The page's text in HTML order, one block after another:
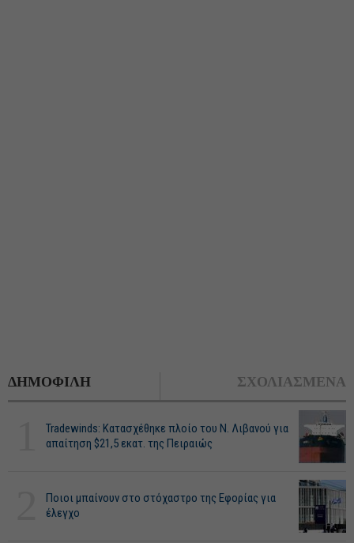
ΔΗΜΟΦΙΛΗ ΣΧΟΛΙΑΣΜΕΝΑ
Tradewinds: Κατασχέθηκε πλοίο του Ν. Λιβανού για
απαίτηση $21,5 εκατ. της Πειραιώς
Ποιοι μπαίνουν στο στόχαστρο της Εφορίας για
έλεγχο